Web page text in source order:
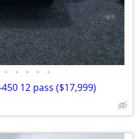
• • • • •
12 pass ($17,999)